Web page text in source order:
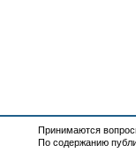
Принимаются
По содержанию